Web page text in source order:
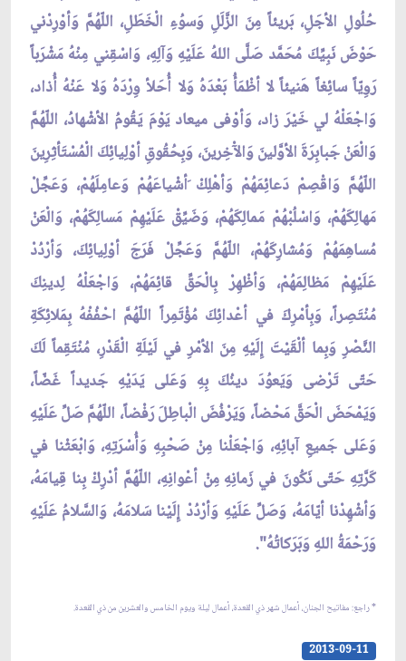
حُلُولِ الأجَلِ، بَريئاً مِنَ الزَّلَلِ وَسوُءِ الْخَطَلِ، اللّهُمَّ وَأوْرِدْني
حَوْضَ نَبِيِّكَ مُحَمَّد صَلَّى اللهُ عَلَيْهِ وَآلِهِ، وَاسْقِني مِنْهُ مَشْرَباً
رَوِيّاً سائِغاً هَنيئاً لا أظْمَأُ بَعْدَهُ وَلا أُحَلأ وِرْدَهُ وَلا عَنْهُ أُذاد،
وَاجْعَلْهُ لي خَيْرَ زاد، وَأوْفى ميعاد يَوْمَ يَقُومُ الأشْهادُ، اللّهُمَّ
وَالْعَنْ جَبابِرَةَ الأوَّلينَ وَالآْخِرينَ، وَبِحُقُوقِ أوْلِيائِكَ الْمُسْتَأثِرِينَ
اللّهُمَّ وَاقْصِمْ دَعائِمَهُمْ وَأهْلِكْ َأشْياعَهُمْ وَعامِلَهُمْ، وَعَجِّلْ
مَهالِكَهُمْ، وَاسْلُبْهُمْ مَمالِكَهُمْ، وَضَيِّقْ عَلَيْهِمْ مَسالِكَهُمْ، وَالْعَنْ
مُساهِمَهُمْ وَمُشارِكَهُمْ، اللّهُمَّ وَعَجِّلْ فَرَجَ أوْلِيائِكَ، وَأرْدُدْ
عَلَيْهِمْ مَظالِمَهُمْ، وَأظْهِرْ بِالْحَقِّ قائِمَهُمْ، وَاجْعَلْهُ لِدينِكَ
مُنْتَصِراً، وَبِأمْرِكَ في أعْدائِكَ مُؤْتَمِراً اللّهُمَّ احْفُفْهُ بِمَلائِكَةِ
النَّصْرِ وَبِما ألْقَيْتَ إِلَيْهِ مِنَ الأمْرِ في لَيْلَةِ الْقَدْرِ، مُنْتَقِماً لَكَ
حَتّى تَرْضى وَيَعوُدَ دينُكَ بِهِ وَعَلى يَدَيْهِ جَديداً غَضّاً،
وَيَمْحَضَ الْحَقَّ مَحْضاً، وَيَرْفُضَ الْباطِلَ رَفْضاً، اللّهُمَّ صَلِّ عَلَيْهِ
وَعَلى جَميعِ آبائِهِ، وَاجْعَلْنا مِنْ صَحْبِهِ وَأُسْرَتِهِ، وَابْعَثْنا في
كَرَّتِهِ حَتّى نَكُونَ في زَمانِهِ مِنْ أعْوانِهِ، اللّهُمَّ أدْرِكْ بِنا قِيامَهُ،
وَأشْهِدْنا أيّامَهُ، وَصَلِّ عَلَيْهِ وَأرْدُدْ إِلَيْنا سَلامَهُ، وَالسَّلامُ عَلَيْهِ
وَرَحْمَةُ اللهِ وَبَرَكاتُهُ".
* راجع: مفاتيح الجنان، أعمال شهر ذي القعدة، أعمال ليلة ويوم الخامس والعشرين من ذي القعدة.
2013-09-11